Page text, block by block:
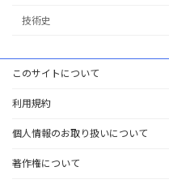
技術史
このサイトについて
利用規約
個人情報のお取り扱いについて
著作権について